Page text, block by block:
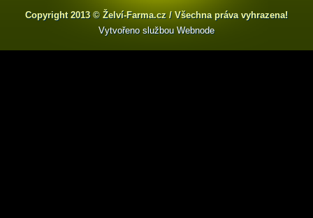
Copyright 2013 © Želví-Farma.cz / Všechna práva vyhrazena!
Vytvořeno službou Webnode